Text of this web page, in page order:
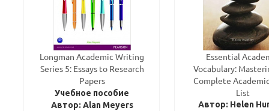
Longman Academic Writing
Series 5: Essays to Research
Papers
Учебное пособие
Автор: Alan Meyers
Essential
Vocabulary:
Complete
List
Автор: Helen